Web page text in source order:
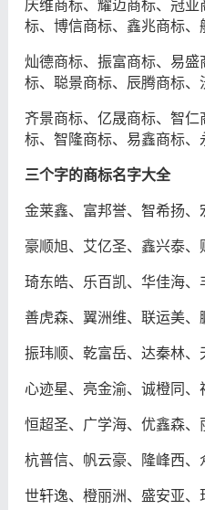
庆维商标、耀迈商标、冠
标、博信商标、鑫兆商标、
灿德商标、振富商标、易
标、聪景商标、辰腾商标、
齐景商标、亿晟商标、智
标、智隆商标、易鑫商标、
三个字的商标名字大全
金莱鑫、富邦誉、智希扬、
豪顺旭、艾亿圣、鑫兴泰、
琦东皓、乐百凯、华佳海、
善虎森、翼洲维、联运美、
振玮顺、乾富岳、达秦林、
心迹星、亮金渝、诚橙同、
恒超圣、广学海、优鑫森、
杭普信、帆云豪、隆峰西、
世轩逸、橙丽洲、盛安亚、